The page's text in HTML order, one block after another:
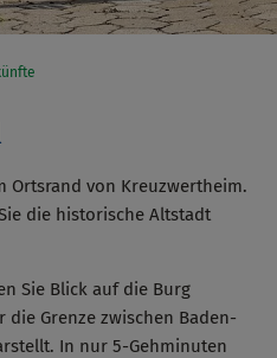
Ortsrand von Kreuzwertheim.
die historische Altstadt
Sie Blick auf die Burg
Grenze zwischen Baden-
In nur 5-Gehminuten